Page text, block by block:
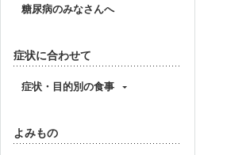
糖尿病のみなさんへ
症状に合わせて
症状・目的別の食事
よみもの